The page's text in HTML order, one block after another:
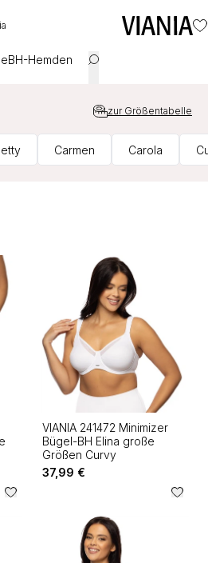
BH-Hemden
zur Größentabelle
Carmen Carola
VIANIA 241472 Minimizer
Bügel-BH Elina große
Größen Curvy
37,99 €